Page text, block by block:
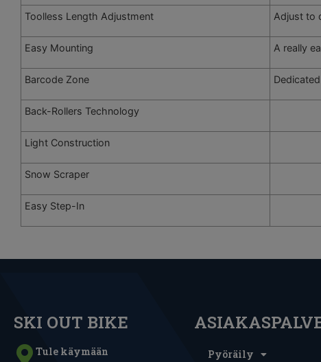
Toolless Length Adjustment Adjust to
Easy Mounting A really
Barcode Zone
Back-Rollers Technology
Light Construction
Snow Scraper
Easy Step-In
SKI OUT BIKE
Tule käymään
Pyöräily